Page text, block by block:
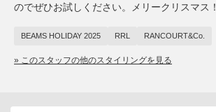
のでぜひお試しください。メリークリスマス！
BEAMS HOLIDAY 2025 RRL RANCOURT&Co.
» このスタッフの他のスタイリングを見る